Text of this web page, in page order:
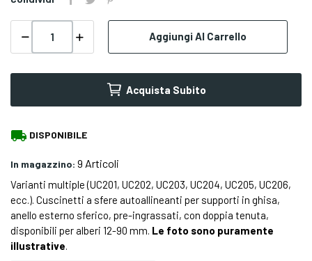
Aggiungi Al Carrello
Acquista Subito
local_shipping DISPONIBILE
In magazzino: 9 Articoli
Varianti multiple (UC201, UC202, UC203, UC204, UC205, UC206,
ecc.). Cuscinetti a sfere autoallineanti per supporti in ghisa,
anello esterno sferico, pre-ingrassati, con doppia tenuta,
disponibili per alberi 12-90 mm. Le foto sono puramente
illustrative.